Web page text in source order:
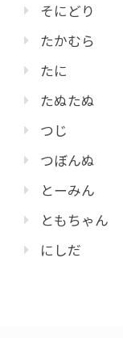
そにどり
たかむら
たに
たぬたぬ
つじ
つぼんぬ
とーみん
ともちゃん
にしだ